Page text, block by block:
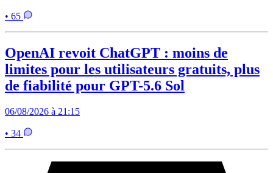
• 65
OpenAI revoit ChatGPT : moins de
limites pour les utilisateurs gratuits, plus
de fiabilité pour GPT-5.6 Sol
06/08/2026 à 21:15
• 34